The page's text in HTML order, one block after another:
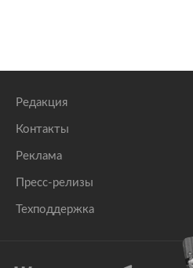
Редакция
Контакты
Реклама
Пресс-релизы
Техподдержка